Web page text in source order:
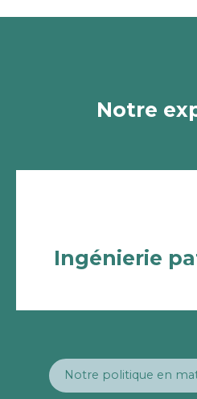
Notre
Ingénierie
Notre politique en